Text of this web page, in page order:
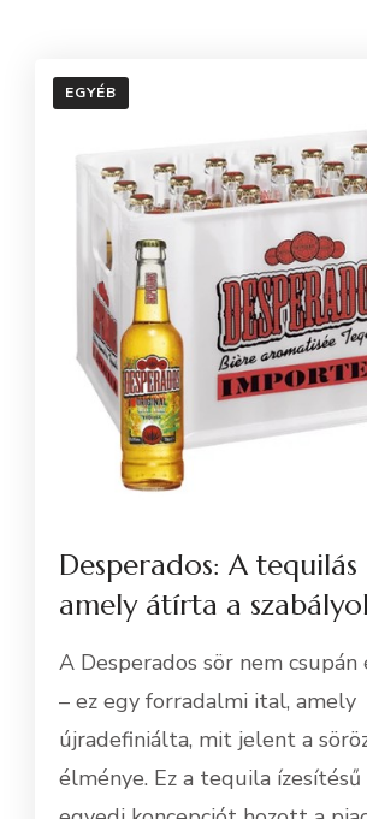
EGYÉB
Desperados: A tequilás
amely átírta a
A Desperados sör nem
– ez egy forradalmi ital, amely
újradefiniálta, mit jelent a
élménye. Ez a tequila